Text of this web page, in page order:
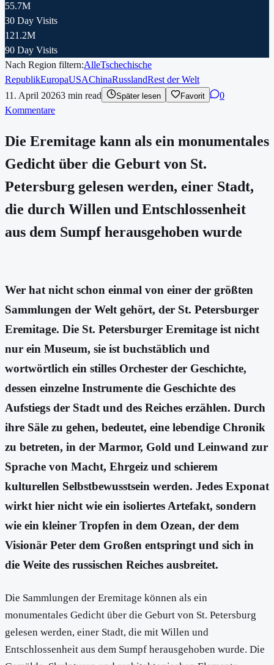
55.7M
30 Day Visits
121.2M
90 Day Visits
Nach Region filtern:AlleTschechische
RepublikEuropaUSAChinaRusslandRest der Welt
11. April 20263 min read Später lesen Favorit
0
Kommentare
Die Eremitage kann als ein monumentales
Gedicht über die Geburt von St.
Petersburg gelesen werden, einer Stadt,
die durch Willen und Entschlossenheit
aus dem Sumpf herausgehoben wurde
Wer hat nicht schon einmal von einer der größten
Sammlungen der Welt gehört, der St. Petersburger
Eremitage. Die St. Petersburger Eremitage ist nicht
nur ein Museum, sie ist buchstäblich und
wortwörtlich ein stilles Orchester der Geschichte,
dessen einzelne Instrumente die Geschichte des
Aufstiegs der Stadt und des Reiches erzählen. Durch
ihre Säle zu gehen, bedeutet, eine lebendige Chronik
zu betreten, in der Marmor, Gold und Leinwand zur
Sprache von Macht, Ehrgeiz und schierem
kulturellen Selbstbewusstsein werden. Jedes Exponat
wirkt hier nicht wie ein isoliertes Artefakt, sondern
wie ein kleiner Tropfen in dem Ozean, der dem
Visionär Peter dem Großen entspringt und sich in
die Weite des russischen Reiches ausbreitet.
Die Sammlungen der Eremitage können als ein
monumentales Gedicht über die Geburt von St. Petersburg
gelesen werden, einer Stadt, die mit Willen und
Entschlossenheit aus dem Sumpf herausgehoben wurde. Die